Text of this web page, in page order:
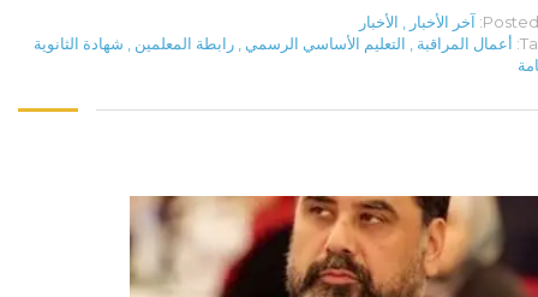
Posted آخر الأخبار , الأخبار
أعمال المراقبة , التعليم الأساسي الرسمي , رابطة المعلمين , شهادة الثانوية